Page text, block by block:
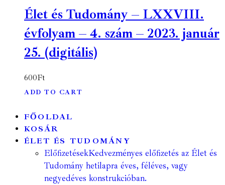
Élet és Tudomány – LXXVIII.
évfolyam – 4. szám – 2023. január
25. (digitális)
600Ft
ADD TO CART
FŐOLDAL
KOSÁR
ÉLET ÉS TUDOMÁNY
ElőfizetésekKedvezményes előfizetés az Élet és
Tudomány hetilapra éves, féléves, vagy
negyedéves konstrukcióban.